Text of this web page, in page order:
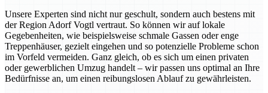
Unsere Experten sind nicht nur geschult, sondern auch bestens mit
der Region Adorf Vogtl vertraut. So können wir auf lokale
Gegebenheiten, wie beispielsweise schmale Gassen oder enge
Treppenhäuser, gezielt eingehen und so potenzielle Probleme schon
im Vorfeld vermeiden. Ganz gleich, ob es sich um einen privaten
oder gewerblichen Umzug handelt – wir passen uns optimal an Ihre
Bedürfnisse an, um einen reibungslosen Ablauf zu gewährleisten.